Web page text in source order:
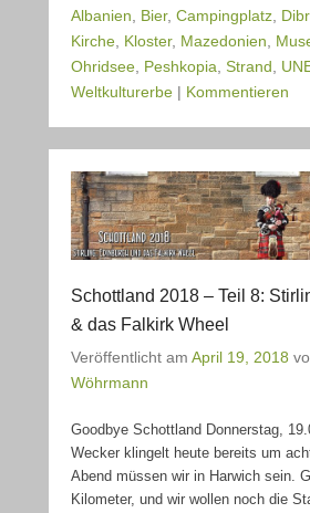
Albanien
Bier, Campingplatz
Kirche Kloster, Mazedonien
Ohridsee Peshkopia Strand
Weltkulturerbe | Kommentieren
Schottland 2018 – Teil 8:
& das Falkirk Wheel
Veröffentlicht am April 19, 2018
Wöhrmann
Goodbye Schottland Donnerstag,
Wecker klingelt heute bereits um
Abend müssen wir in Harwich sein.
Kilometer, und wir wollen noch die